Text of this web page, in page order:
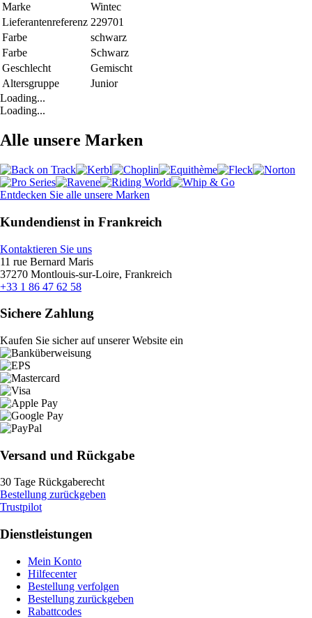
Marke
Wintec
Lieferantenreferenz 229701
Farbe
schwarz
Farbe
Schwarz
Geschlecht
Gemischt
Altersgruppe
Junior
Loading...
Loading...
Alle unsere Marken
Entdecken Sie alle unsere Marken
Kundendienst in Frankreich
Kontaktieren Sie uns
11 rue Bernard Maris
37270 Montlouis-sur-Loire, Frankreich
+33 1 86 47 62 58
Sichere Zahlung
Kaufen Sie sicher auf unserer Website ein
Versand und Rückgabe
30 Tage Rückgaberecht
Bestellung zurückgeben
Trustpilot
Dienstleistungen
Mein Konto
Hilfecenter
Bestellung verfolgen
Bestellung zurückgeben
Rabattcodes